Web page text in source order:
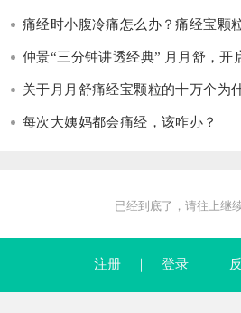
痛经时小腹冷痛怎么办？痛经宝颗
仲景“三分钟讲透经典”|月月舒，开
关于月月舒痛经宝颗粒的十万个为
每次大姨妈都会痛经，该咋办？
已经到底了，请往上继
注册 登录